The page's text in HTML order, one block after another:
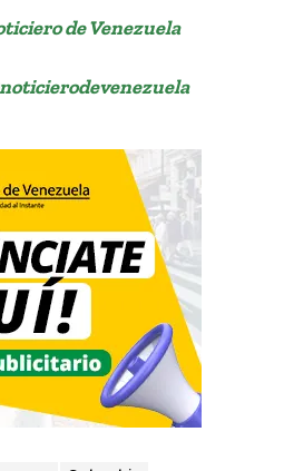
de Venezuela